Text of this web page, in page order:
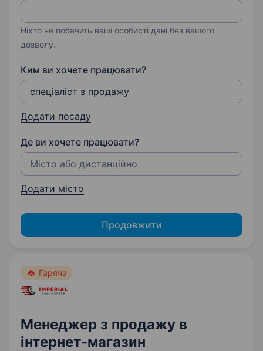
Ніхто не побачить ваші особисті дані без вашого
дозволу.
Ким ви хочете працювати?
Додати посаду
Де ви хочете працювати?
Додати місто
Продовжити
Гаряча
Менеджер з продажу в
інтернет-магазин